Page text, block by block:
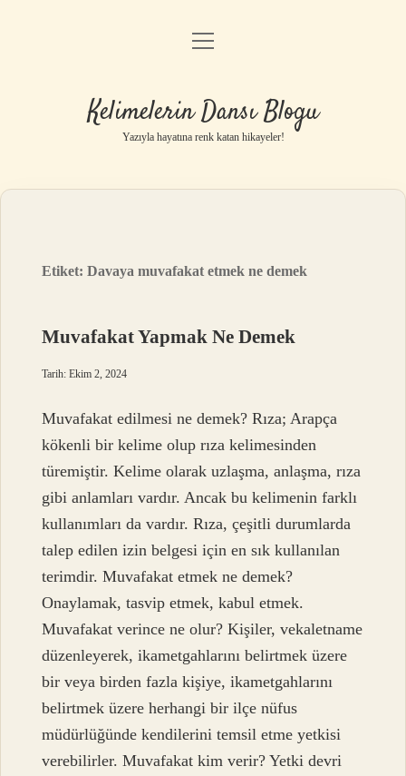
Anasayfa
Yasal Uyarı
menüyü
Kelimelerin Dansı Blogu
Yazıyla hayatına renk katan hikayeler!
Etiket:Davaya muvafakat etmek ne demek
Muvafakat Yapmak Ne Demek
Tarih: Ekim 2, 2024
Muvafakat edilmesi ne demek? Rıza; Arapça
kökenli bir kelime olup rıza kelimesinden
türemiştir. Kelime olarak uzlaşma, anlaşma, rıza
gibi anlamları vardır. Ancak bu kelimenin farklı
kullanımları da vardır. Rıza, çeşitli durumlarda
talep edilen izin belgesi için en sık kullanılan
terimdir. Muvafakat etmek ne demek?
Onaylamak, tasvip etmek, kabul etmek.
Muvafakat verince ne olur? Kişiler, vekaletname
düzenleyerek, ikametgahlarını belirtmek üzere
bir veya birden fazla kişiye, ikametgahlarını
belirtmek üzere herhangi bir ilçe nüfus
müdürlüğünde kendilerini temsil etme yetkisi
verebilirler. Muvafakat kim verir? Yetki devri